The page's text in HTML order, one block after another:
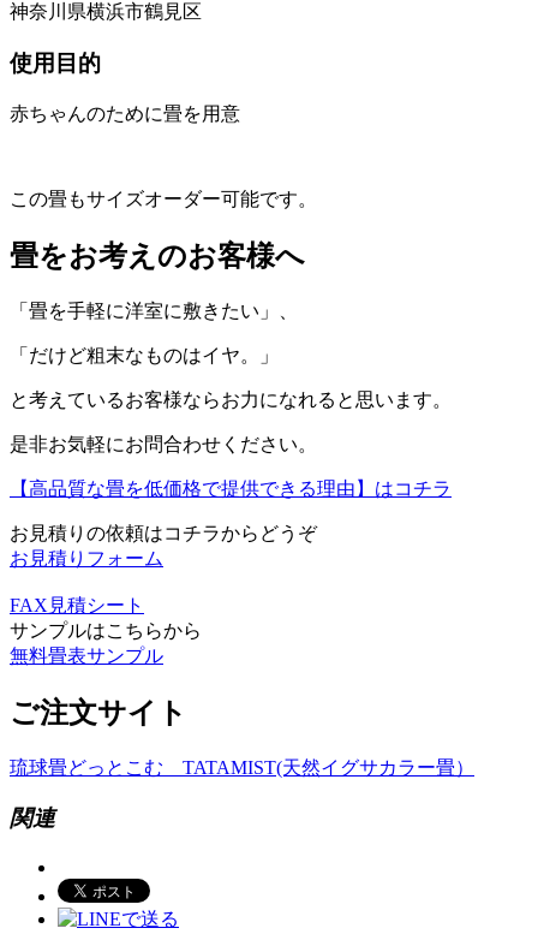
神奈川県横浜市鶴見区
使用目的
赤ちゃんのために畳を用意
この畳もサイズオーダー可能です。
畳をお考えのお客様へ
「畳を手軽に洋室に敷きたい」、
「だけど粗末なものはイヤ。」
と考えているお客様ならお力になれると思います。
是非お気軽にお問合わせください。
【高品質な畳を低価格で提供できる理由】はコチラ
お見積りの依頼はコチラからどうぞ
お見積りフォーム
FAX見積シート
サンプルはこちらから
無料畳表サンプル
ご注文サイト
琉球畳どっとこむ TATAMIST(天然イグサカラー畳）
関連